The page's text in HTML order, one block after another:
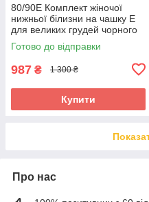
80/90Е Комплект жіночої
нижньої білизни на чашку Е
для великих грудей чорного
кольору
Готово до відправки
987 ₴ 1 300 ₴
Купити
Про нас